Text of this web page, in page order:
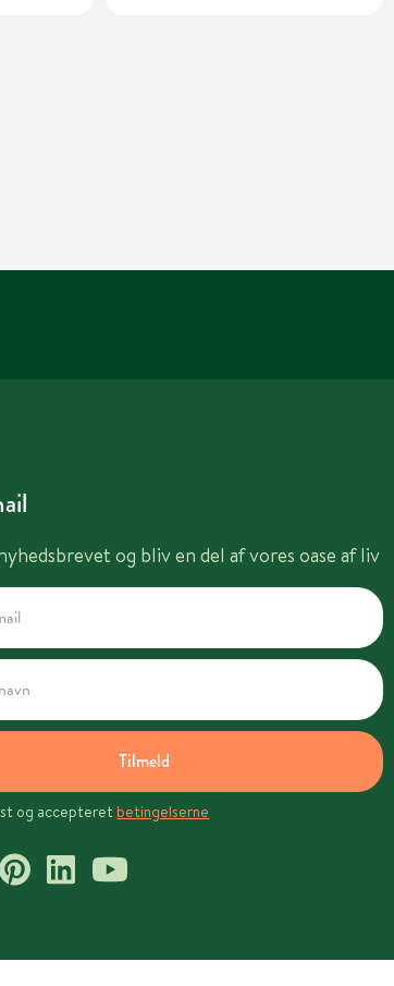
og bliv en del af vores oase af liv
Tilmeld
og accepteret betingelserne